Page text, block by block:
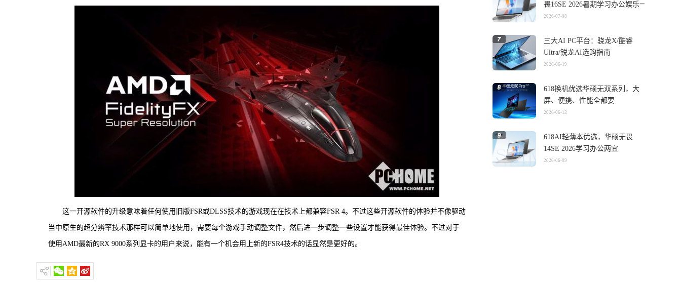
这一开源软件的升级意味着任何使用旧版FSR或DLSS技术的游戏现在在技术上都兼容FSR 4。不过这些开源软件的体验并不像驱动
当中原生的超分辨率技术那样可以简单地使用，需要每个游戏手动调整文件，然后进一步调整一些设置才能获得最佳体验。不过对于
使用AMD最新的RX 9000系列显卡的用户来说，能有一个机会用上新的FSR4技术的话显然是更好的。
畏16SE 2026暑期学习办公娱乐一
机搞定
2026-07-08
三大AI PC平台：骁龙X/酷睿
Ultra/锐龙AI选购指南
2026-06-19
618换机优选华硕无双系列，大
屏、便携、性能全都要
2026-06-12
618AI轻薄本优选，华硕无畏
14SE 2026学习办公两宜
2026-06-09